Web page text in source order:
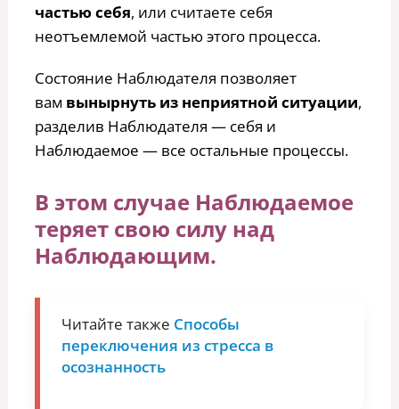
частью себя, или считаете себя
неотъемлемой частью этого процесса.
Состояние Наблюдателя позволяет
вам вынырнуть из неприятной ситуации,
разделив Наблюдателя — себя и
Наблюдаемое — все остальные процессы.
В этом случае Наблюдаемое
теряет свою силу над
Наблюдающим.
Читайте также Способы
переключения из стресса в
осознанность